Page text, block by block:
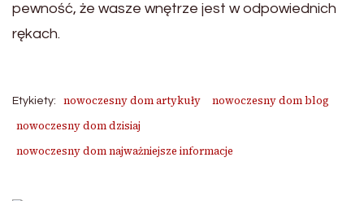
pewność, że wasze wnętrze jest w odpowiednich
rękach.
Etykiety: nowoczesny dom artykuły
nowoczesny dom blog
nowoczesny dom dzisiaj
nowoczesny dom najważniejsze informacje